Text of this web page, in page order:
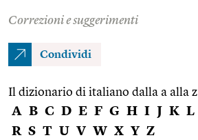
Correzioni e suggerimenti
Condividi
Il dizionario di italiano dalla a alla z
A B C D E F G H I J K L
R S T U V W X Y Z